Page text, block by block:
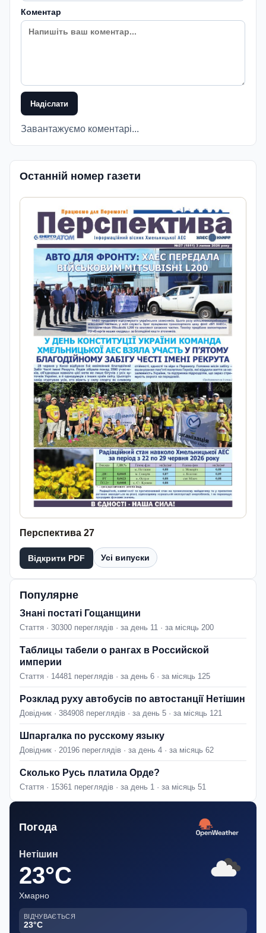
Коментар
Надіслати
Завантажуємо коментарі...
Останній номер газети
Перспектива 27
Відкрити PDF Усі випуски
Популярне
Знані постаті Гощанщини
Стаття · 30300 переглядів · за день 11 · за місяць 200
Таблицы табели о рангах в Российской
империи
Стаття · 14481 переглядів · за день 6 · за місяць 125
Розклад руху автобусів по автостанції Нетішин
Довідник · 384908 переглядів · за день 5 · за місяць 121
Шпаргалка по русскому языку
Довідник · 20196 переглядів · за день 4 · за місяць 62
Сколько Русь платила Орде?
Стаття · 15361 переглядів · за день 1 · за місяць 51
Погода
Нетішин
23°C
Хмарно
ВІДЧУВАЄТЬСЯ
23°C